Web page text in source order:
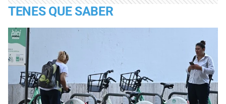
TENES QUE SABER